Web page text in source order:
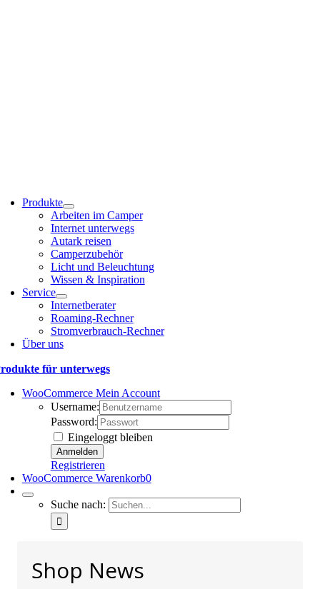
Produkte
Arbeiten im Camper
Internet unterwegs
Autark reisen
Camperzubehör
Licht und Beleuchtung
Wissen & Inspiration
Service
Internetberater
Roaming-Rechner
Stromverbrauch-Rechner
Über uns
für unterwegs
WooCommerce Mein Account
Username:
Password:
Eingeloggt bleiben
Registrieren
WooCommerce Warenkorb0
Suche nach:
Shop News